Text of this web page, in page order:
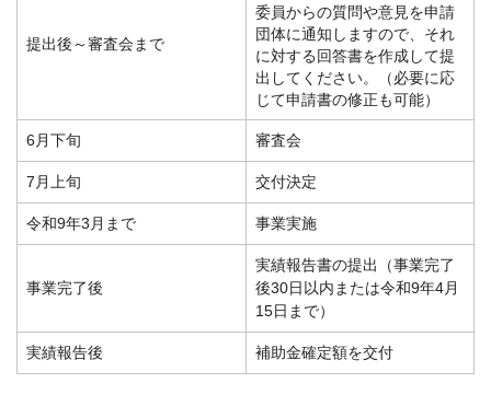
提出後～審査会まで
委員からの質問や意見を申請
団体に通知しますので、それ
に対する回答書を作成して提
出してください。（必要に応
じて申請書の修正も可能）
6月下旬 審査会
7月上旬 交付決定
令和9年3月まで 事業実施
事業完了後
実績報告書の提出（事業完了
後30日以内または令和9年4月
15日まで）
実績報告後 補助金確定額を交付